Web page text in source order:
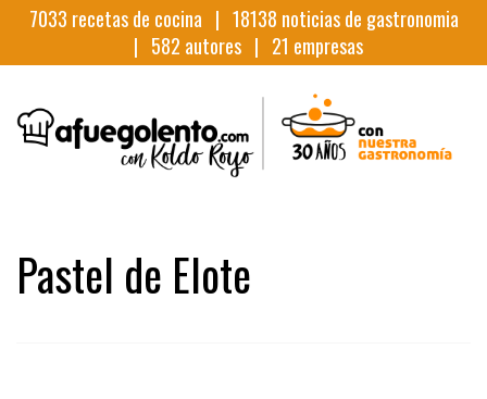
7033 recetas de cocina | 18138 noticias de gastronomia
| 582 autores | 21 empresas
Pastel de Elote